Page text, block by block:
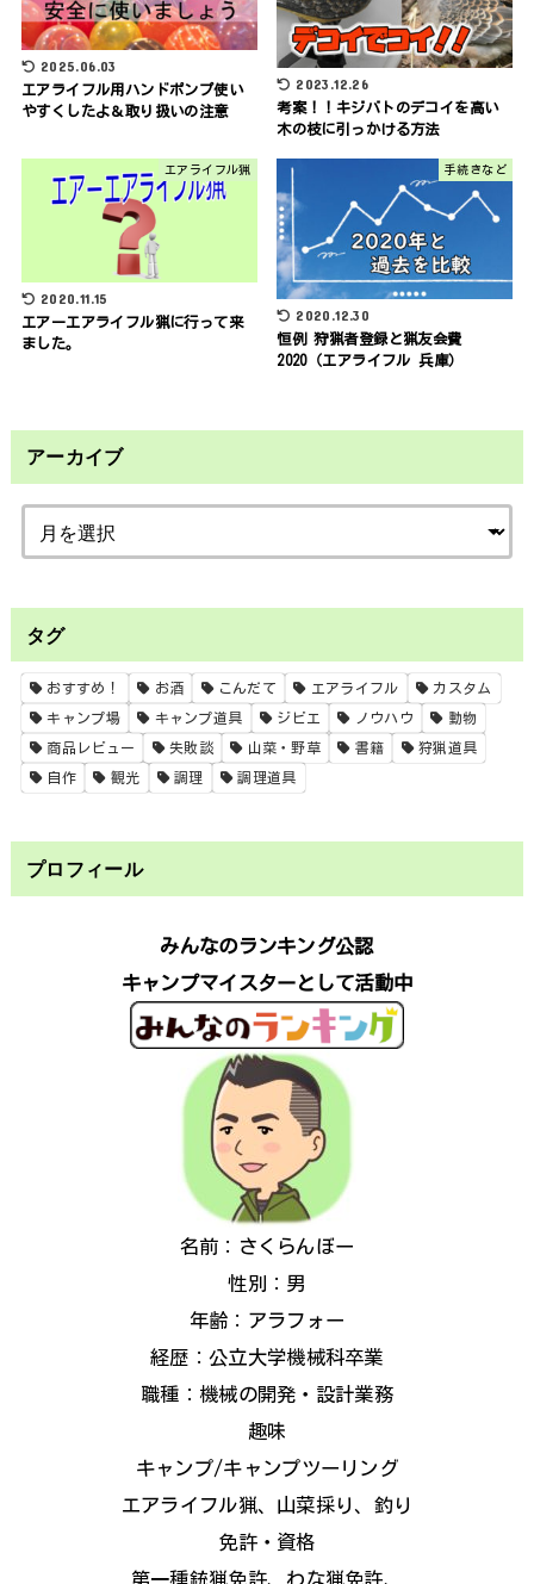
2025.06.03
エアライフル用ハンドポンプ使い
やすくしたよ＆取り扱いの注意
2023.12.26
考案！！キジバトのデコイを高い
木の枝に引っかける方法
エアライフル猟
2020.11.15
エアーエアライフル猟に行って来
ました。
手続きなど
2020.12.30
恒例 狩猟者登録と猟友会費
2020（エアライフル 兵庫）
アーカイブ
タグ
おすすめ！ お酒 こんだて エアライフル カスタム
キャンプ場 キャンプ道具 ジビエ ノウハウ 動物
商品レビュー 失敗談 山菜・野草 書籍 狩猟道具
自作 観光 調理 調理道具
プロフィール
みんなのランキング公認
キャンプマイスターとして活動中
名前：さくらんぼー
性別：男
年齢：アラフォー
経歴：公立大学機械科卒業
職種：機械の開発・設計業務
趣味
キャンプ/キャンプツーリング
エアライフル猟、山菜採り、釣り
免許・資格
第一種銃猟免許、わな猟免許、